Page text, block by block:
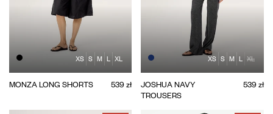
XS S M L XL
MONZA LONG SHORTS 539 zł
XS S M L XL
JOSHUA NAVY
TROUSERS
539 zł